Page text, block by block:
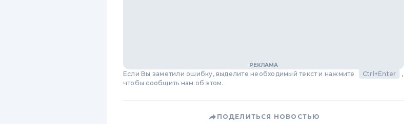
Если Вы заметили ошибку, выделите необходимый текст и нажмите Ctrl+Enter
,
чтобы сообщить нам об этом.
ПОДЕЛИТЬСЯ НОВОСТЬЮ